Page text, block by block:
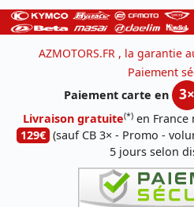
AZMOTORS.FR , la garantie
Paiement
Paiement carte en
3×
Livraison gratuite(*) en
129€ (sauf CB 3× - Promo -
5 jours selon